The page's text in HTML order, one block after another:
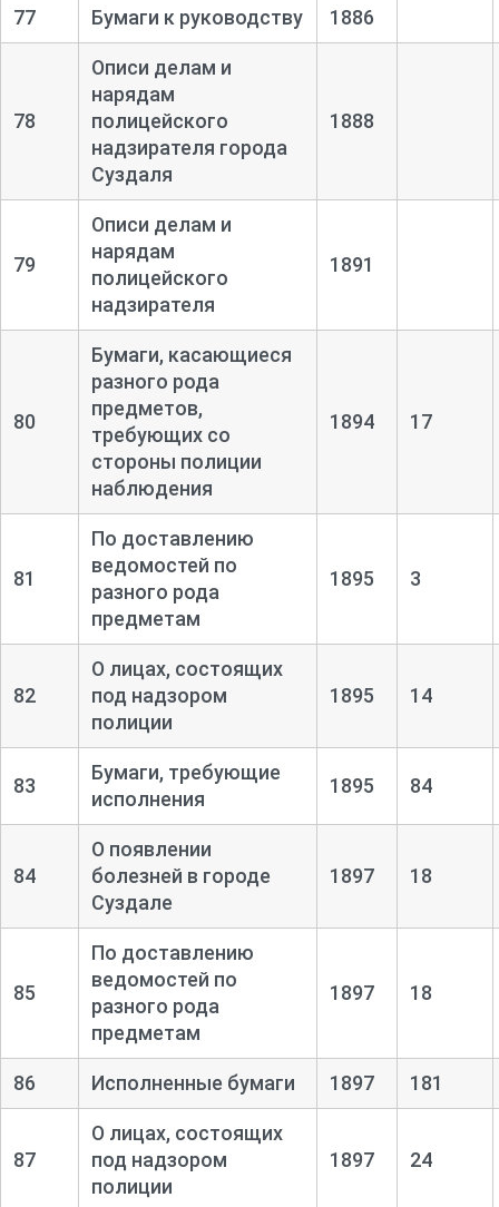
77 Бумаги к руководству 1886
78
Описи делам и
нарядам
полицейского
надзирателя города
Суздаля
1888
79
Описи делам и
нарядам
полицейского
надзирателя
1891
80
Бумаги, касающиеся
разного рода
предметов,
требующих со
стороны полиции
наблюдения
1894 17
81
По доставлению
ведомостей по
разного рода
предметам
1895 3
82
О лицах, состоящих
под надзором
полиции
1895 14
83
Бумаги, требующие
исполнения
1895 84
84
О появлении
болезней в городе
Суздале
1897 18
85
По доставлению
ведомостей по
разного рода
предметам
1897 18
86 Исполненные бумаги 1897 181
87
О лицах, состоящих
под надзором
полиции
1897 24